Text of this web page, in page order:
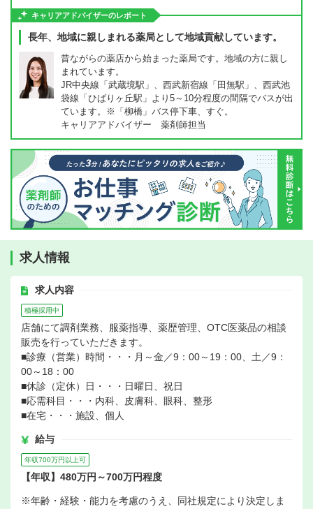
キャリアアドバイザーのレポート
長年、地域に親しまれる薬局として地域貢献しています。
昔ながらの薬店から始まった薬局です。地域の方に親し
まれています。
JR中央線「武蔵境駅」、西武新宿線「田無駅」、西武池
袋線「ひばりヶ丘駅」より5～10分程度の間隔でバスが出
ています。※「柳橋」バス停下車、すぐ。
キャリアアドバイザー 薬剤師担当
求人情報
求人内容
積極採用中
店舗にて調剤業務、服薬指導、薬歴管理、OTC医薬品の相談
販売を行っていただきます。
■診療（営業）時間・・・月～金／9：00～19：00、土／9：
00～18：00
■休診（定休）日・・・日曜日、祝日
■応需科目・・・内科、皮膚科、眼科、整形
■在宅・・・施設、個人
給与
年収700万円以上可
【年収】480万円～700万円程度
※年齢・経験・能力を考慮のうえ、同社規定により決定しま